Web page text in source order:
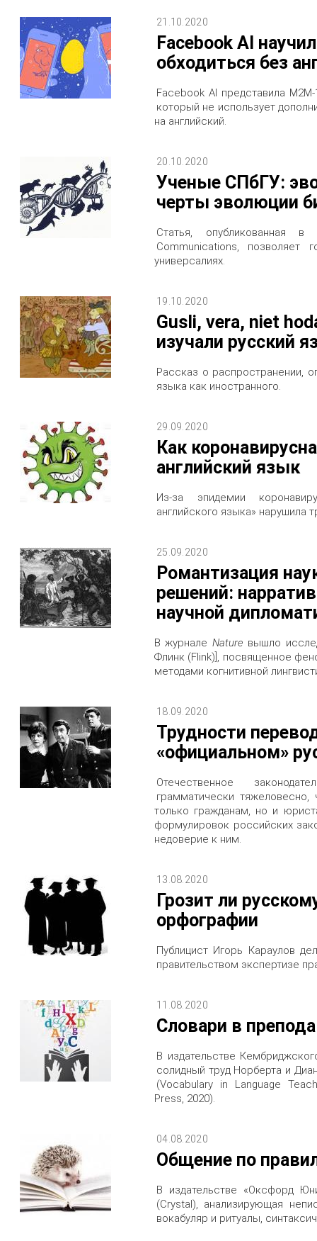
21.10.2020
Facebook AI
обходиться без
Facebook AI представила
который не использует
на английский.
20.10.2020
Ученые СПбГУ:
черты эволюции
Статья, опубликованная
Communications, позволяет
универсалиях.
19.10.2020
Gusli, vera, niet
изучали русский
Рассказ о распространении,
языка как иностранного.
29.09.2020
Как
английский язык
Из-за эпидемии
английского языка» нарушила
25.09.2020
Романтизация
решений:
научной
В журнале Nature вышло
Флинк (Flink)], посвященное
методами когнитивной
18.09.2020
Трудности
«официальном»
Отечественное
грамматически
только гражданам, но и
формулировок российских
недоверие к ним.
13.08.2020
Грозит ли
орфографии
Публицист Игорь Караулов
правительством экспертизе
11.08.2020
Словари в
В издательстве
солидный труд Норберта и
(Vocabulary in Language
Press, 2020).
04.08.2020
Общение по
В издательстве «Оксфорд
(Crystal), анализирующая
вокабуляр и ритуалы,